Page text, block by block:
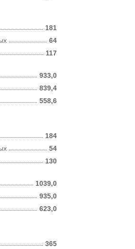
181
117
64
933,0
839,4
558,6
184
130
54
1039,0
935,0
623,0
365